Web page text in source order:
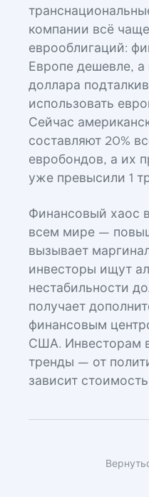
компании всё
еврооблигаций:
Европе дешевле, а
доллара
использовать
Сейчас
составляют 20%
евробондов, а их
уже превысили 1
Финансовый хаос
всем мире —
вызывает
инвесторы ищут
нестабильности
получает
финансовым
США. Инвесторам
тренды — от
зависит